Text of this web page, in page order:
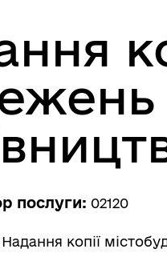
послуги: 02120
Надання копії